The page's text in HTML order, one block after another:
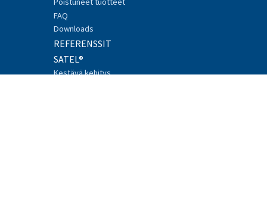
FAQ
Downloads
REFERENSSIT
SATEL®
Kestävä kehitys